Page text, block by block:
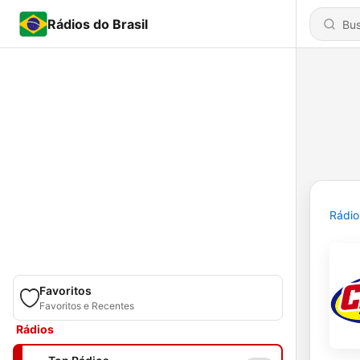
Rádios do Brasil
Favoritos
Favoritos e Recentes
Rádios